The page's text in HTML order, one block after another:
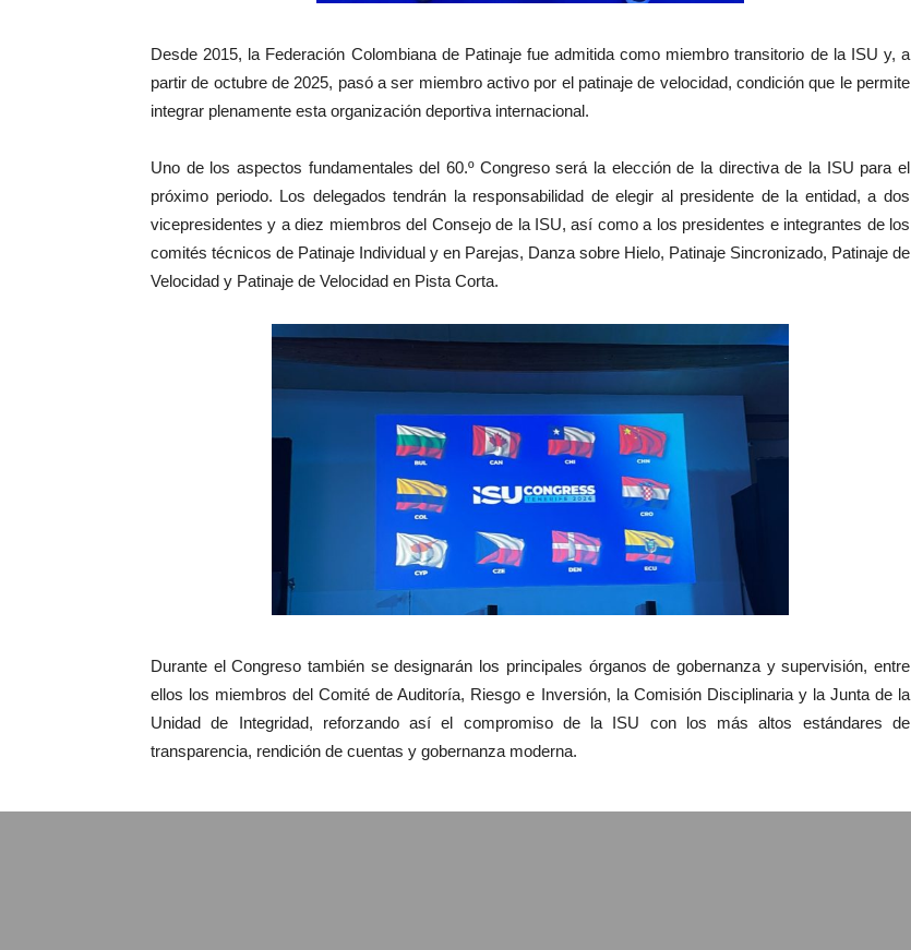
Desde 2015, la Federación Colombiana de Patinaje fue admitida como miembro transitorio de la ISU y, a
partir de octubre de 2025, pasó a ser miembro activo por el patinaje de velocidad, condición que le permite
integrar plenamente esta organización deportiva internacional.
Uno de los aspectos fundamentales del 60.º Congreso será la elección de la directiva de la ISU para el
próximo periodo. Los delegados tendrán la responsabilidad de elegir al presidente de la entidad, a dos
vicepresidentes y a diez miembros del Consejo de la ISU, así como a los presidentes e integrantes de los
comités técnicos de Patinaje Individual y en Parejas, Danza sobre Hielo, Patinaje Sincronizado, Patinaje de
Velocidad y Patinaje de Velocidad en Pista Corta.
Durante el Congreso también se designarán los principales órganos de gobernanza y supervisión, entre
ellos los miembros del Comité de Auditoría, Riesgo e Inversión, la Comisión Disciplinaria y la Junta de la
Unidad de Integridad, reforzando así el compromiso de la ISU con los más altos estándares de
transparencia, rendición de cuentas y gobernanza moderna.